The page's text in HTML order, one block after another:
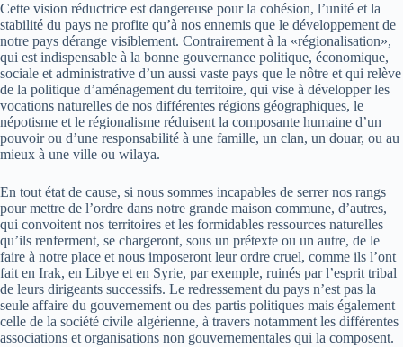
Cette vision réductrice est dangereuse pour la cohésion, l’unité et la
stabilité du pays ne profite qu’à nos ennemis que le développement de
notre pays dérange visiblement. Contrairement à la «régionalisation»,
qui est indispensable à la bonne gouvernance politique, économique,
sociale et administrative d’un aussi vaste pays que le nôtre et qui relève
de la politique d’aménagement du territoire, qui vise à développer les
vocations naturelles de nos différentes régions géographiques, le
népotisme et le régionalisme réduisent la composante humaine d’un
pouvoir ou d’une responsabilité à une famille, un clan, un douar, ou au
mieux à une ville ou wilaya.
En tout état de cause, si nous sommes incapables de serrer nos rangs
pour mettre de l’ordre dans notre grande maison commune, d’autres,
qui convoitent nos territoires et les formidables ressources naturelles
qu’ils renferment, se chargeront, sous un prétexte ou un autre, de le
faire à notre place et nous imposeront leur ordre cruel, comme ils l’ont
fait en Irak, en Libye et en Syrie, par exemple, ruinés par l’esprit tribal
de leurs dirigeants successifs. Le redressement du pays n’est pas la
seule affaire du gouvernement ou des partis politiques mais également
celle de la société civile algérienne, à travers notamment les différentes
associations et organisations non gouvernementales qui la composent.